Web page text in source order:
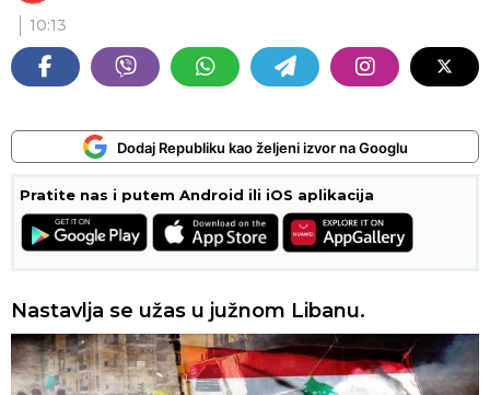
10:13
Dodaj Republiku kao željeni izvor na Googlu
Pratite nas i putem Android ili iOS aplikacija
Nastavlja se užas u južnom Libanu.